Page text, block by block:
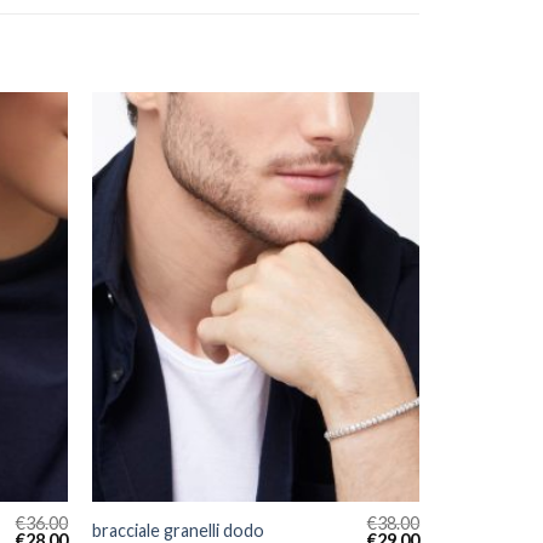
€36.00
bracciale granelli dodo €38.00